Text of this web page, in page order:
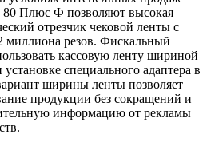
Плюс Ф позволяют высокая
отрезчик чековой ленты с
миллиона резов. Фискальный
кассовую ленту шириной
специального адаптера в
ширины ленты позволяет
продукции без сокращений и
информацию от рекламы